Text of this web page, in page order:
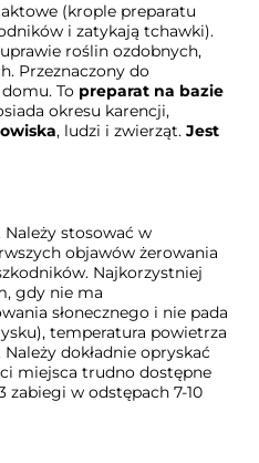
(krople preparatu
i zatykają tchawki).
roślin ozdobnych,
Przeznaczony do
To preparat na bazie
okresu karencji,
, ludzi i zwierząt.Jest
stosować w
objawów żerowania
Najkorzystniej
gdy nie ma
słonecznego i nie pada
temperatura powietrza
Należy dokładnie opryskać
miejsca trudno dostępne
zabiegi w odstępach 7-10